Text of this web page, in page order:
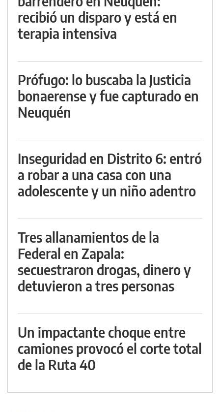
recibió un disparo y está en
terapia intensiva
Prófugo: lo buscaba la Justicia
bonaerense y fue capturado en
Neuquén
Inseguridad en Distrito 6: entró
a robar a una casa con una
adolescente y un niño adentro
Tres allanamientos de la
Federal en Zapala:
secuestraron drogas, dinero y
detuvieron a tres personas
Un impactante choque entre
camiones provocó el corte total
de la Ruta 40